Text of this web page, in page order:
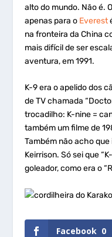
alto do mundo. Não é.
apenas para o Everest
na fronteira da China
mais difícil de ser
aventura, em 1991.
K-9 era o apelido dos
de TV chamada
trocadilho: K-nine =
também um filme de
Também não acho
Keirrison. Só sei que
goleador, como era o
Facebook 0